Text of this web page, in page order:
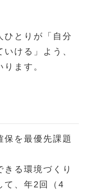
ひとりが「自分
ける」よう、
ます。
を最優先課題
る環境づくり
て、年2回（4